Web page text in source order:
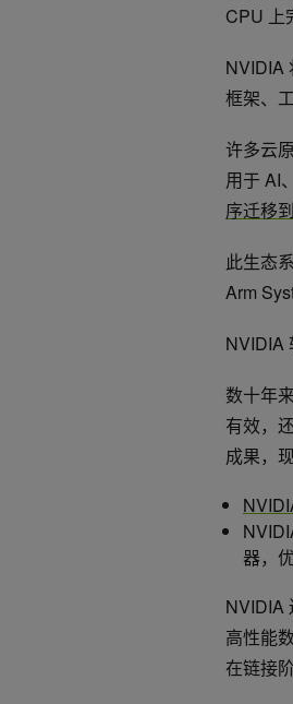
CPU 上
NVIDIA
框架、
许多云
用于 AI
序迁移
此生态
Arm
NVIDIA
数十年
有效，
成果，
器，
NVIDIA
高性能
在链接